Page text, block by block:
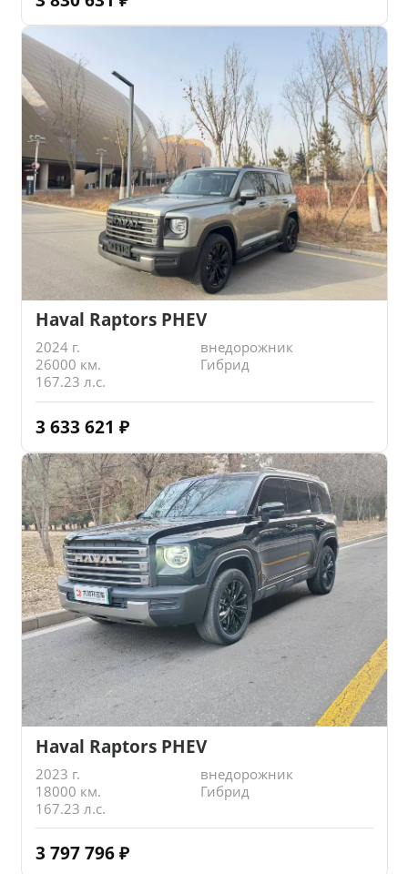
Haval Raptors PHEV
2024 г.
внедорожник
26000 км.
Гибрид
167.23 л.с.
3 633 621 ₽
Haval Raptors PHEV
2023 г.
внедорожник
18000 км.
Гибрид
167.23 л.с.
3 797 796 ₽